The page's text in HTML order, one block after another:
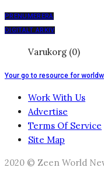
PRENUMERERA
DIGITALT ARKIV
Varukorg (0)
Your go to resource for
Work With Us
Advertise
Terms Of Service
Site Map
2020 © Zeen World